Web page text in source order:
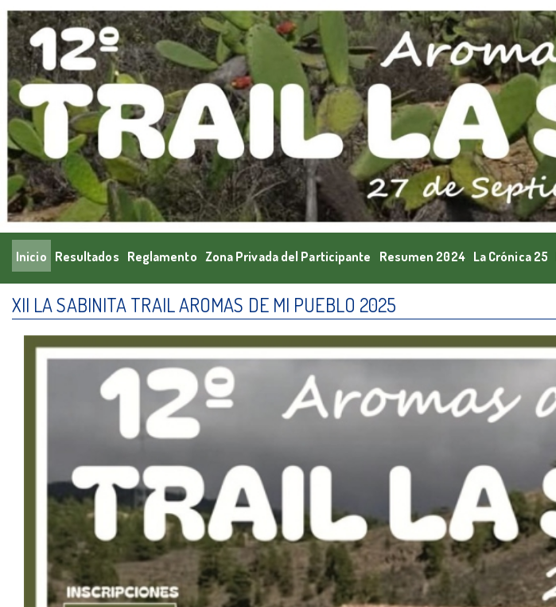
Inicio Resultados Reglamento Zona Privada del Participante Resumen 2024 La Crónica 25
XII LA SABINITA TRAIL AROMAS DE MI PUEBLO 2025